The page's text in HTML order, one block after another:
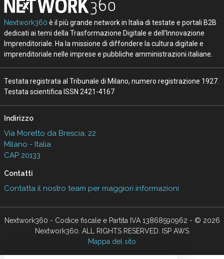
Nextwork360 è il più grande network in Italia di testate e portali B2B
dedicati ai temi della Trasformazione Digitale e dell’Innovazione
Imprenditoriale. Ha la missione di diffondere la cultura digitale e
imprenditoriale nelle imprese e pubbliche amministrazioni italiane.
Testata registrata al Tribunale di Milano, numero registrazione 1927.
Testata scientifica ISSN 2421-4167
Indirizzo
Via Moretto da Brescia, 22
Milano - Italia
CAP 20133
Contatti
Contatta il nostro team per maggiori informazioni
Nextwork360 - Codice fiscale e Partita IVA 13868590962 - © 2026
Nextwork360. ALL RIGHTS RESERVED. ISP AWS
Mappa del sito